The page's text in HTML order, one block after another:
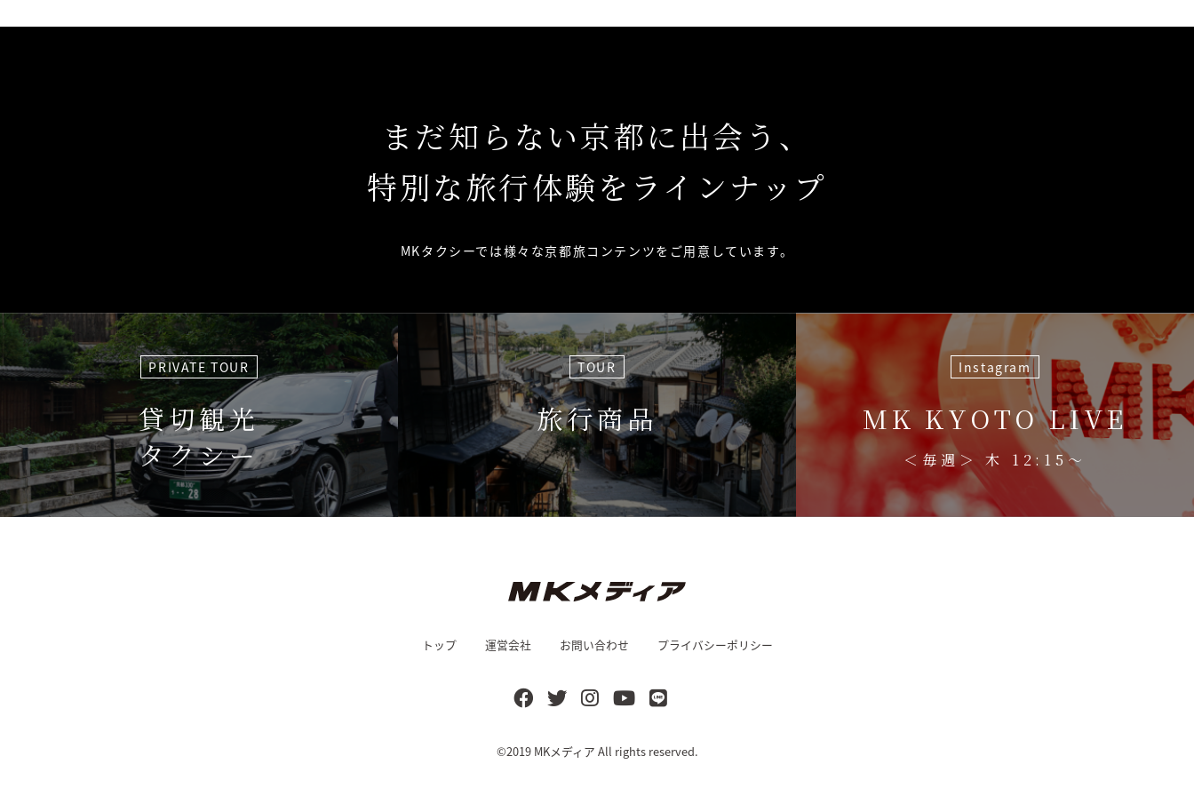
まだ知らない京都に出会う、
特別な旅行体験をラインナップ
MKタクシーでは様々な京都旅コンテンツを ご用意しています。
PRIVATE TOUR
貸切観光
タクシー
TOUR
旅行商品
Instagram
MK KYOTO LIVE
＜毎週＞ 木 12:15〜
トップ 運営会社 お問い合わせ プライバシーポリシー
©2019 MKメディア All rights reserved.